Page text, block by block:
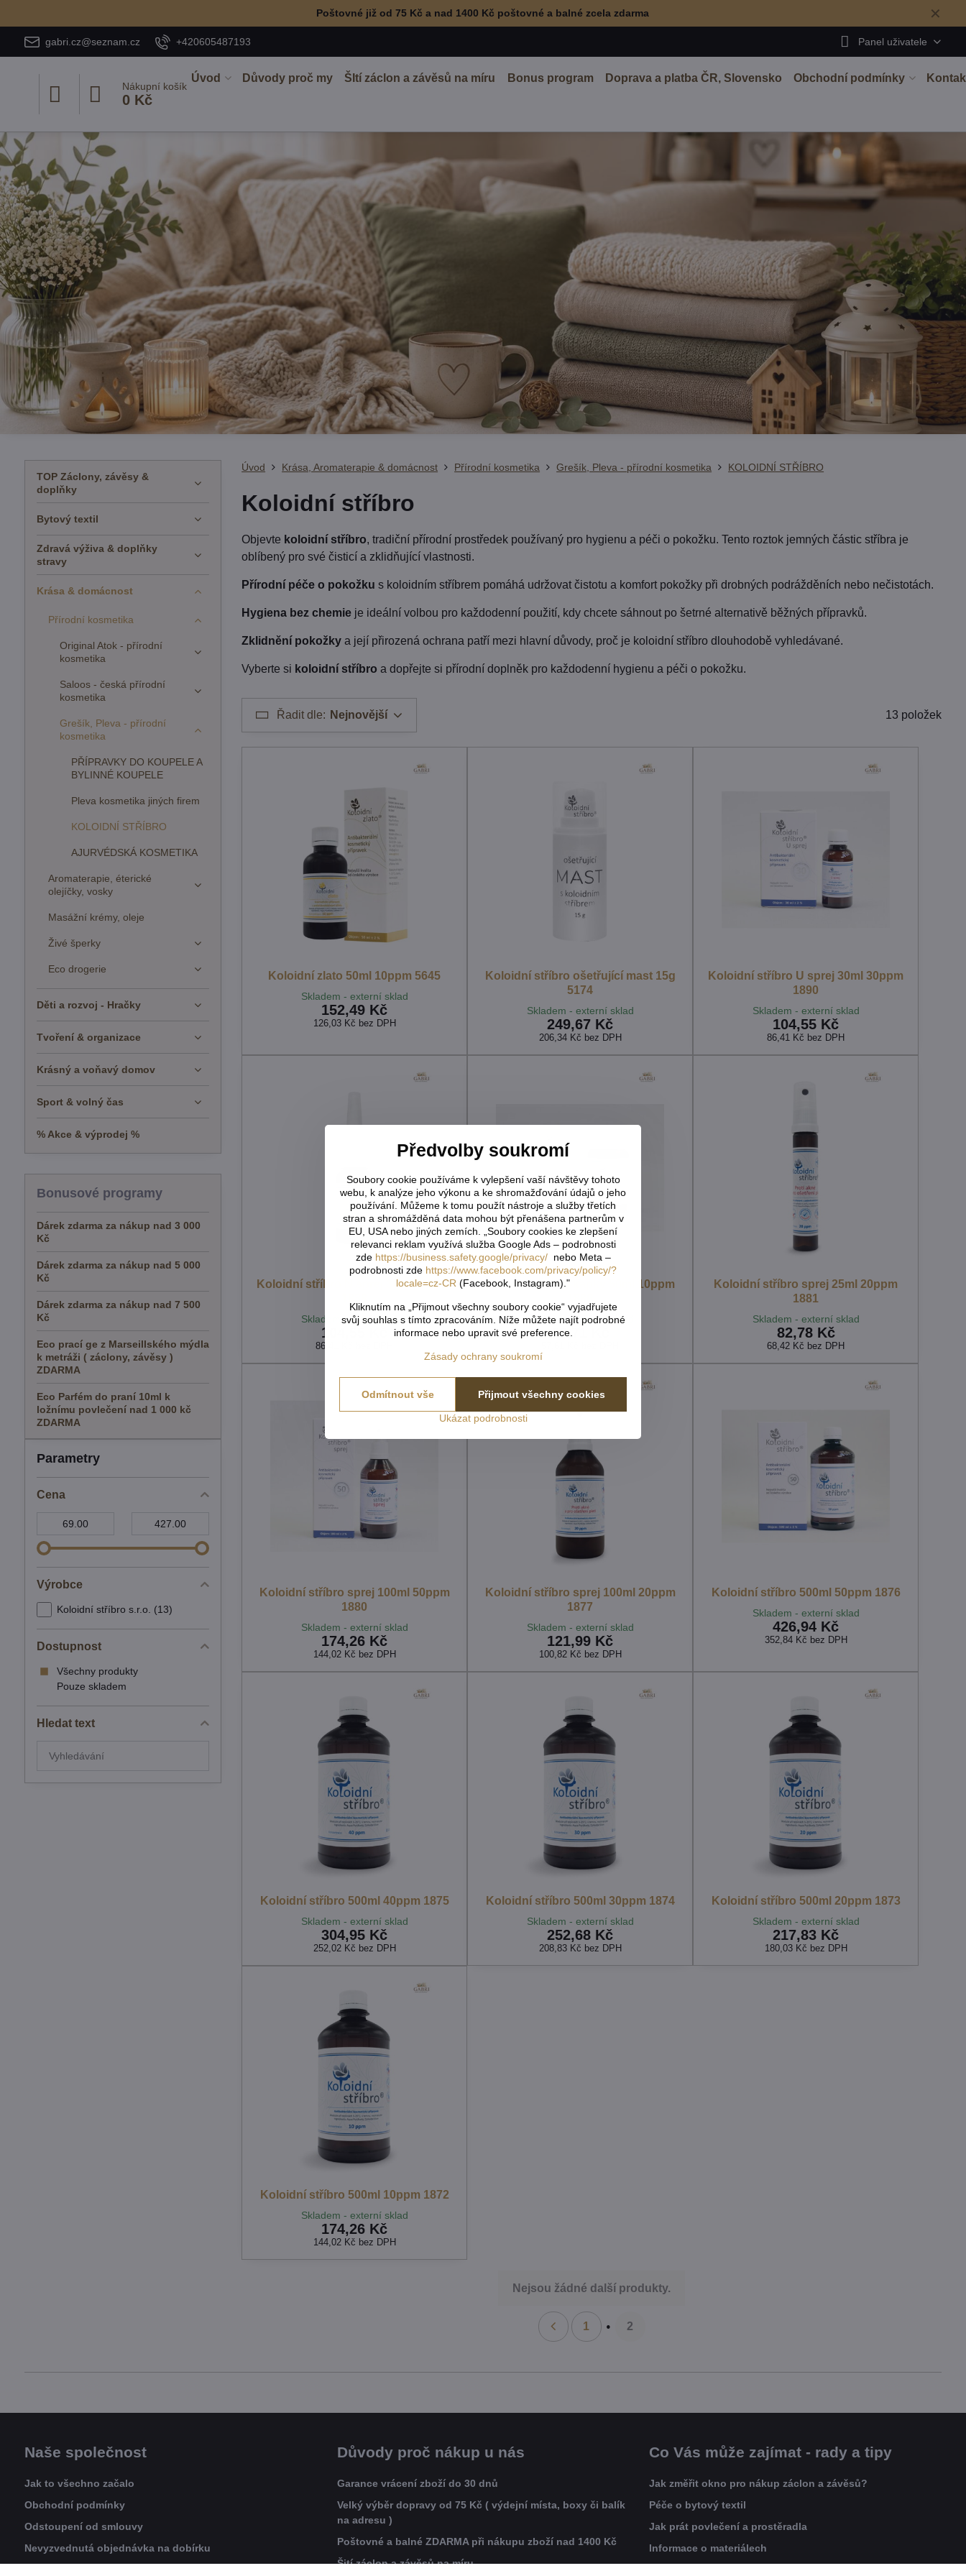
✕
Poštovné již od 75 Kč a nad 1400 Kč poštovné a balné zcela zdarma
gabri.cz@seznam.cz +420605487193 Panel uživatele
Nákupní košík
0 Kč
Úvod Důvody proč my ŠItí záclon a závěsů na míru Bonus program Doprava a platba ČR, Slovensko Obchodní podmínky
Úvod Krása, Aromaterapie & domácnost Přírodní kosmetika Grešík, Pleva - přírodní kosmetika KOLOIDNÍ STŘÍBRO
Koloidní stříbro
Objevte koloidní stříbro, tradiční přírodní prostředek používaný pro hygienu a péči o pokožku. Tento roztok jemných částic stříbra je
oblíbený pro své čisticí a zklidňující vlastnosti.
Přírodní péče o pokožku s koloidním stříbrem pomáhá udržovat čistotu a komfort pokožky při drobných podrážděních nebo nečistotách.
Hygiena bez chemie je ideální volbou pro každodenní použití, kdy chcete sáhnout po šetrné alternativě běžných přípravků.
Zklidnění pokožky a její přirozená ochrana patří mezi hlavní důvody, proč je koloidní stříbro dlouhodobě vyhledávané.
Vyberte si koloidní stříbro a dopřejte si přírodní doplněk pro každodenní hygienu a péči o pokožku.
Řadit dle: Nejnovější 13 položek
Koloidní zlato 50ml 10ppm 5645
Skladem - externí sklad
152,49 Kč
126,03 Kč bez DPH
Koloidní stříbro ošetřující mast 15g
5174
Skladem - externí sklad
249,67 Kč
206,34 Kč bez DPH
Koloidní stříbro U sprej 30ml 30ppm
1890
Skladem - externí sklad
104,55 Kč
86,41 Kč bez DPH
Koloidní stříbro N sprej 30ml 30ppm
Skladem - externí sklad
104,55 Kč
86,41 Kč
Koloidní stříbro kapky 50ml 10ppm
Skladem - externí sklad
69,71 Kč
Koloidní stříbro sprej 25ml 20ppm
1881
Skladem - externí sklad
82,78 Kč
68,42 Kč bez DPH
Koloidní stříbro sprej 100ml 50ppm
1880
Skladem - externí sklad
174,26 Kč
144,02 Kč bez DPH
Koloidní stříbro sprej 100ml 20ppm
1877
Skladem - externí sklad
121,99 Kč
100,82 Kč bez DPH
Koloidní stříbro 500ml 50ppm 1876
Skladem - externí sklad
426,94 Kč
352,84 Kč bez DPH
Koloidní stříbro 500ml 40ppm 1875
Skladem - externí sklad
304,95 Kč
252,02 Kč bez DPH
Koloidní stříbro 500ml 30ppm 1874
Skladem - externí sklad
252,68 Kč
208,83 Kč bez DPH
Koloidní stříbro 500ml 20ppm 1873
Skladem - externí sklad
217,83 Kč
180,03 Kč bez DPH
Koloidní stříbro 500ml 10ppm 1872
Skladem - externí sklad
174,26 Kč
144,02 Kč bez DPH
Nejsou žádné další produkty.
1 2
Parametry
Cena
Výrobce
Koloidní stříbro s.r.o. (13)
Dostupnost
Všechny produkty
Pouze skladem
Hledat text
výsledky
filtru
TOP Záclony, závěsy &
doplňky
Bytový textil
Zdravá výživa & doplňky
stravy
Krása & domácnost
Přírodní kosmetika
Original Atok - přírodní
kosmetika
Saloos - česká přírodní
kosmetika
Grešík, Pleva - přírodní
kosmetika
PŘÍPRAVKY DO KOUPELE A
BYLINNÉ KOUPELE
Pleva kosmetika jiných firem
KOLOIDNÍ STŘÍBRO
AJURVÉDSKÁ KOSMETIKA
Aromaterapie, éterické
olejíčky, vosky
Masážní krémy, oleje
Živé šperky
Eco drogerie
Děti a rozvoj - Hračky
Tvoření & organizace
Krásný a voňavý domov
Sport & volný čas
% Akce & výprodej %
Bonusové programy
Dárek zdarma za nákup nad 3 000
Kč
Dárek zdarma za nákup nad 5 000
Kč
Dárek zdarma za nákup nad 7 500
Kč
Eco prací ge z Marseillského mýdla
k metráži ( záclony, závěsy )
ZDARMA
Eco Parfém do praní 10ml k
ložnímu povlečení nad 1 000 kč
ZDARMA
Naše společnost
Jak to všechno začalo
Obchodní podmínky
Odstoupení od smlouvy
Nevyzvednutá objednávka na dobírku
Důvody proč nákup u nás
Garance vrácení zboží do 30 dnů
Velký výběr dopravy od 75 Kč ( výdejní místa, boxy či balík
na adresu )
Poštovné a balné ZDARMA při nákupu zboží nad 1400 Kč
Šití záclon a závěsů na míru
Co Vás může zajímat - rady a tipy
Jak změřit okno pro nákup záclon a závěsů?
Péče o bytový textil
Jak prát povlečení a prostěradla
Informace o materiálech
Předvolby soukromí
Soubory cookie používáme k vylepšení vaší návštěvy tohoto
webu, k analýze jeho výkonu a ke shromažďování údajů o jeho
používání. Můžeme k tomu použít nástroje a služby třetích
stran a shromážděná data mohou být přenášena partnerům v
EU, USA nebo jiných zemích. „Soubory cookies ke zlepšení
relevanci reklam využívá služba Google Ads – podrobnosti
zde https://business.safety.google/privacy/nebo Meta –
podrobnosti zde https://www.facebook.com/privacy/policy/?
locale=cz-CR (Facebook, Instagram)."
Kliknutím na „Přijmout všechny soubory cookie“ vyjadřujete
svůj souhlas s tímto zpracováním. Níže můžete najít podrobné
informace nebo upravit své preference.
Zásady ochrany soukromí
Ukázat podrobnosti
Přijmout všechny cookies
Odmítnout vše